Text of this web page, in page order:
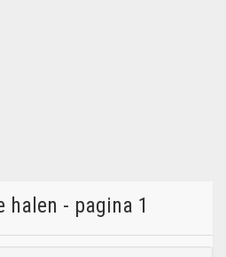
halen - pagina 1